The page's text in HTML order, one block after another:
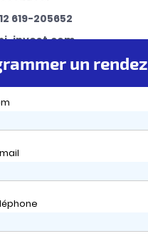
619-205652
invest.com
un